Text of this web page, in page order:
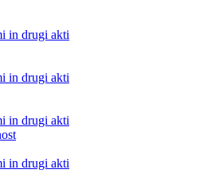
in drugi akti
in drugi akti
in drugi akti
in drugi akti